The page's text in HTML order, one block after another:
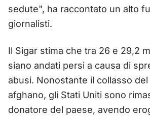
sedute", ha raccontato un alto
giornalisti.
Il Sigar stima che tra 26 e 29,2
siano andati persi a causa di
abusi. Nonostante il collasso
afghano, gli Stati Uniti sono
donatore del paese, avendo